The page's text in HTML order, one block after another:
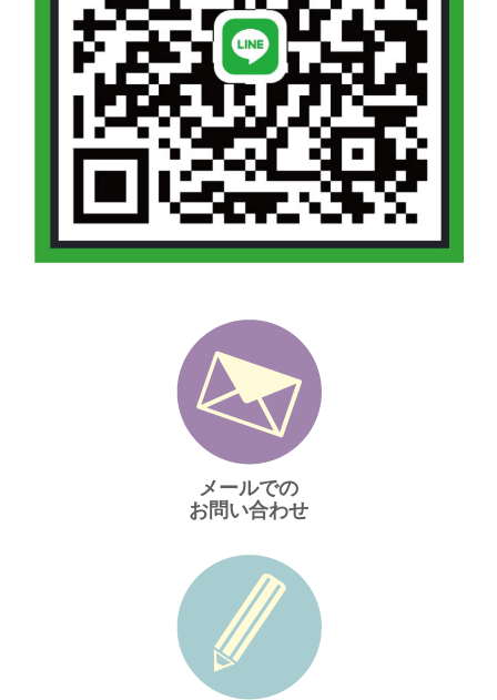
メールでの
お問い合わせ